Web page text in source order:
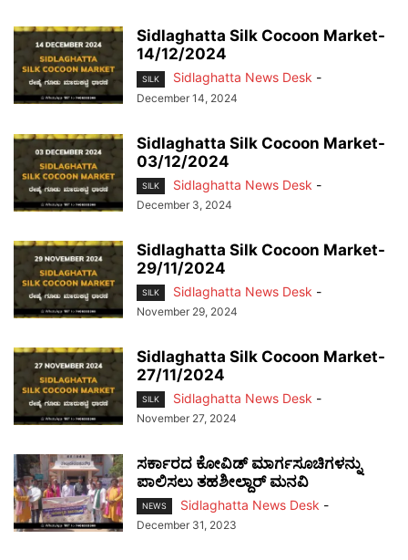
Sidlaghatta Silk Cocoon Market-
14/12/2024
SILK Sidlaghatta News Desk -
December 14, 2024
Sidlaghatta Silk Cocoon Market-
03/12/2024
SILK Sidlaghatta News Desk -
December 3, 2024
Sidlaghatta Silk Cocoon Market-
29/11/2024
SILK Sidlaghatta News Desk -
November 29, 2024
Sidlaghatta Silk Cocoon Market-
27/11/2024
SILK Sidlaghatta News Desk -
November 27, 2024
ಸರ್ಕಾರದ ಕೋವಿಡ್ ಮಾರ್ಗಸೂಚಿಗಳನ್ನು
ಪಾಲಿಸಲು ತಹಶೀಲ್ದಾರ್ ಮನವಿ
NEWS Sidlaghatta News Desk -
December 31, 2023